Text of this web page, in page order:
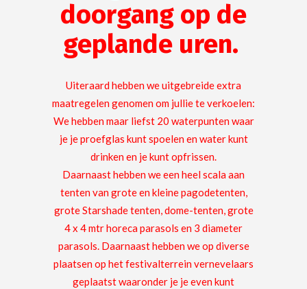
doorgang op de
geplande uren.
Uiteraard hebben we uitgebreide extra
maatregelen genomen om jullie te verkoelen:
We hebben maar liefst 20 waterpunten waar
je je proefglas kunt spoelen en water kunt
drinken en je kunt opfrissen.
Daarnaast hebben we een heel scala aan
tenten van grote en kleine pagodetenten,
grote Starshade tenten, dome-tenten, grote
4 x 4 mtr horeca parasols en 3 diameter
parasols. Daarnaast hebben we op diverse
plaatsen op het festivalterrein vernevelaars
geplaatst waaronder je je even kunt